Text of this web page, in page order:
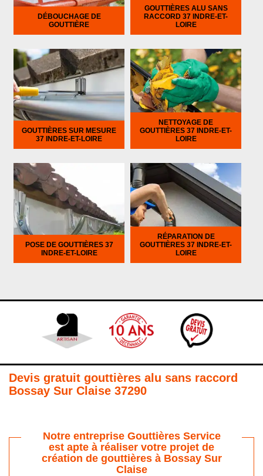
DÉBOUCHAGE DE
GOUTTIÈRE
GOUTTIÈRES ALU SANS
RACCORD 37 INDRE-ET-
LOIRE
GOUTTIÈRES SUR MESURE
37 INDRE-ET-LOIRE
NETTOYAGE DE
GOUTTIÈRES 37 INDRE-ET-
LOIRE
POSE DE GOUTTIÈRES 37
INDRE-ET-LOIRE
RÉPARATION DE
GOUTTIÈRES 37 INDRE-ET-
LOIRE
Devis gratuit gouttières alu sans raccord
Bossay Sur Claise 37290
Notre entreprise Gouttières Service
est apte à réaliser votre projet de
création de gouttières à Bossay Sur
Claise